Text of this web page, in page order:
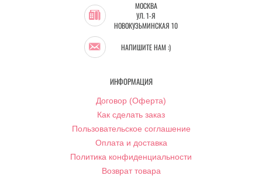
МОСКВА
УЛ. 1-Я
НОВОКУЗЬМИНСКАЯ 10
НАПИШИТЕ НАМ :)
ИНФОРМАЦИЯ
Договор (Оферта)
Как сделать заказ
Пользовательское соглашение
Оплата и доставка
Политика конфиденциальности
Возврат товара